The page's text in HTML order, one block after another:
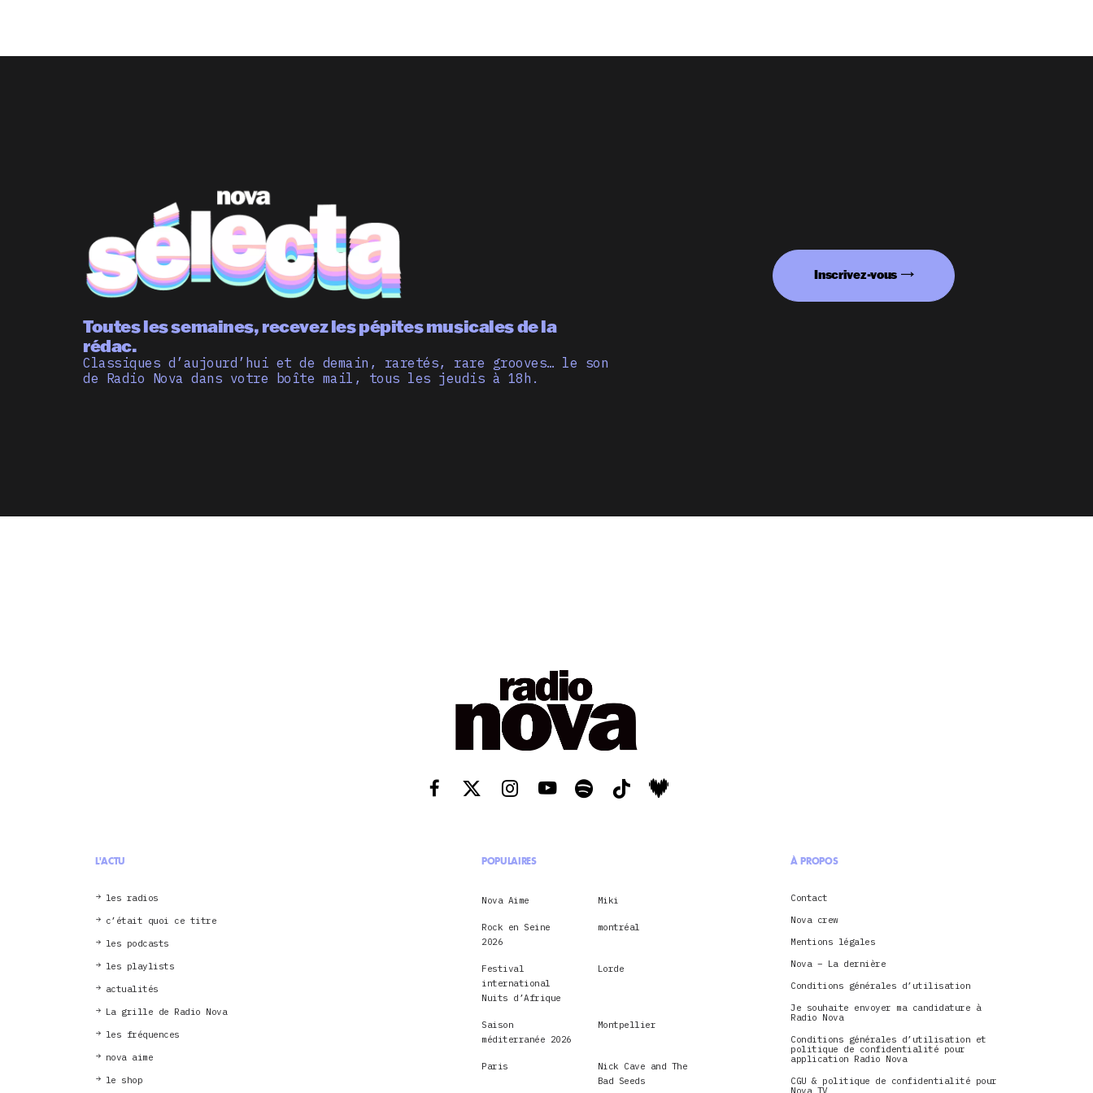
Toutes les semaines, recevez les pépites musicales de la
rédac.
Classiques d’aujourd’hui et de demain, raretés, rare grooves… le son
de Radio Nova dans votre boîte mail, tous les jeudis à 18h.
Inscrivez-vous
L'ACTU
les radios
c’était quoi ce titre
les podcasts
les playlists
actualités
La grille de Radio Nova
les fréquences
nova aime
le shop
POPULAIRES
Nova Aime Miki
Rock en Seine
2026
montréal
Festival
international
Nuits d’Afrique
Lorde
Saison
méditerranée 2026
Montpellier
Paris
Nick Cave and The
Bad Seeds
À PROPOS
Contact
Nova crew
Mentions légales
Nova – La dernière
Conditions générales d’utilisation
Je souhaite envoyer ma candidature à
Radio Nova
Conditions générales d’utilisation et
politique de confidentialité pour
application Radio Nova
CGU & politique de confidentialité pour
Nova TV